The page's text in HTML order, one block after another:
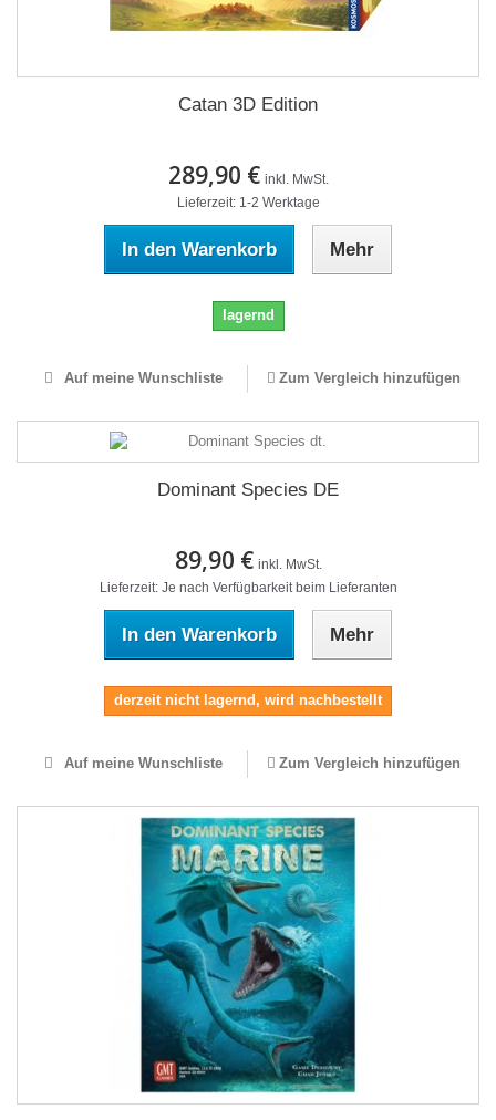
Catan 3D Edition
289,90 € inkl. MwSt.
Lieferzeit: 1-2 Werktage
In den Warenkorb Mehr
lagernd
Auf meine Wunschliste Zum Vergleich hinzufügen
Dominant Species DE
89,90 € inkl. MwSt.
Lieferzeit: Je nach Verfügbarkeit beim Lieferanten
In den Warenkorb Mehr
derzeit nicht lagernd, wird nachbestellt
Auf meine Wunschliste Zum Vergleich hinzufügen